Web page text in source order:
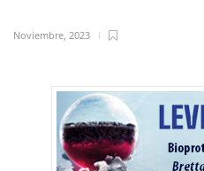
Noviembre, 2023